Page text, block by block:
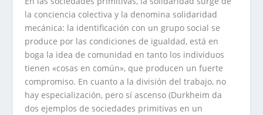
la conciencia colectiva y la denomina solidaridad
mecánica: la identificación con un grupo social se
produce por las condiciones de igualdad, está en
boga la idea de comunidad en tanto los individuos
tienen «cosas en común», que producen un fuerte
compromiso. En cuanto a la división del trabajo, no
hay especialización, pero sí ascenso (Durkheim da
dos ejemplos de sociedades primitivas en un